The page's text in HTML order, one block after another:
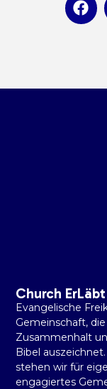
Church ErLäbt
Evangelische
Gemeinschaft,
Zusammenhalt
Bibel
stehen wir für
engagiertes